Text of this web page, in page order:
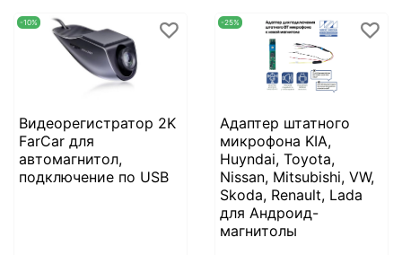
-10%
Видеорегистратор 2K
FarCar для
автомагнитол,
подключение по USB
-25%
Адаптер штатного
микрофона KIA,
Huyndai, Toyota,
Nissan, Mitsubishi, VW,
Skoda, Renault, Lada
для Андроид-
магнитолы